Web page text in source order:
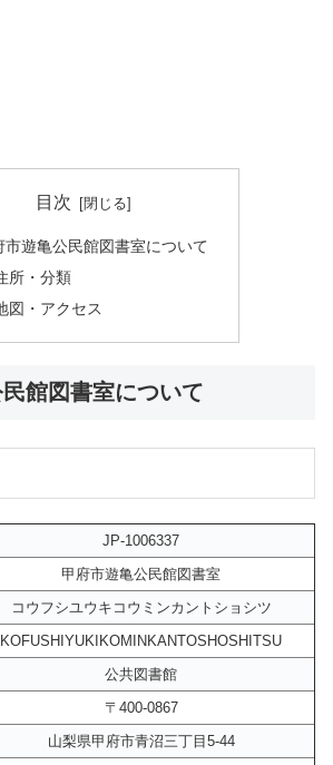
目次
市遊亀公民館図書室について
所・分類
図・アクセス
館図書室について
JP-1006337
甲府市遊亀公民館図書室
コウフシユウキコウミンカントショシツ
KOFUSHIYUKIKOMINKANTOSHOSHITSU
公共図書館
〒400-0867
山梨県甲府市青沼三丁目5-44